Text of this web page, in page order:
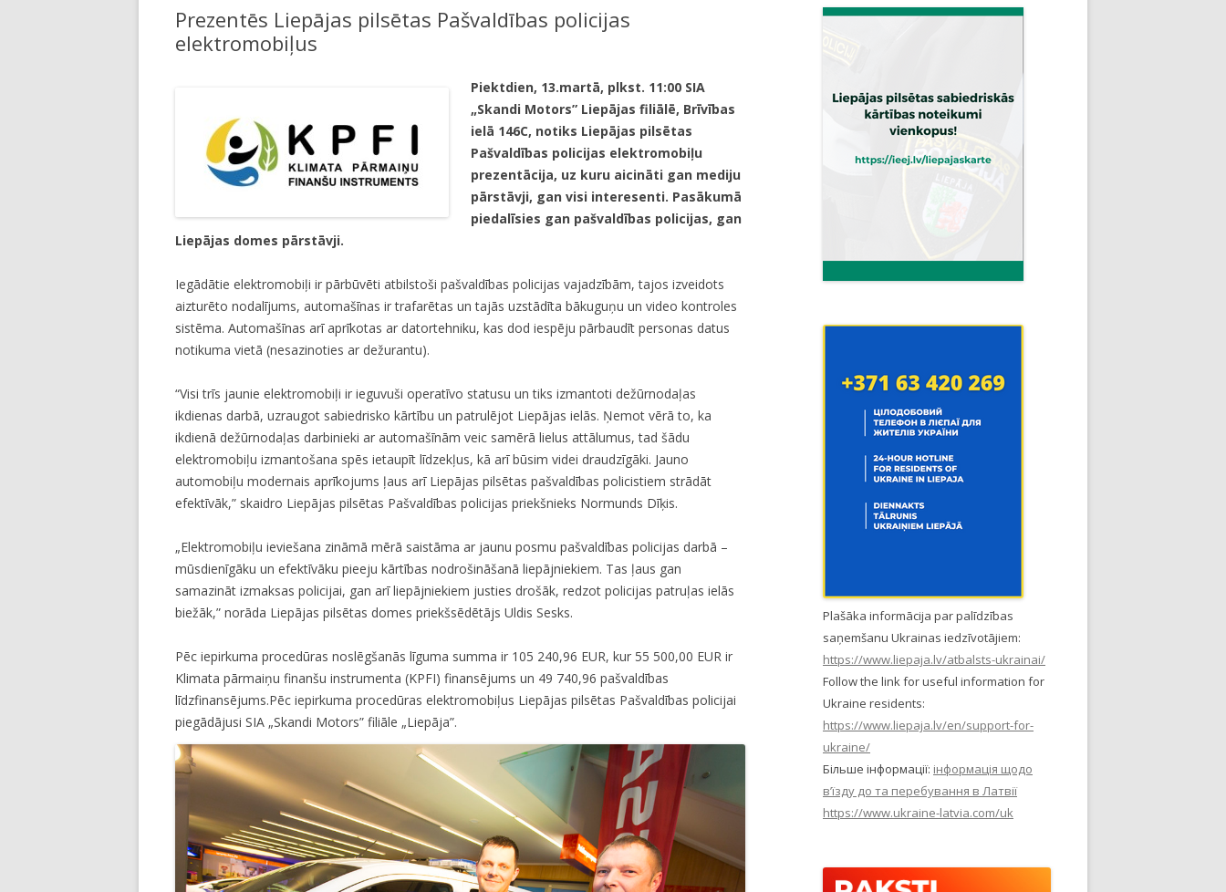
NODAĻA
IEDZĪVOTĀJU DZĪVESVIETAS
DEKLARĒŠANAS NODAĻA
INFORMĀCIJA PAR
ATALGOJUMIEM
LIKUMDOŠANA LLI-451 “SCAPE II”
CBSS PSF 2019/04 “YOUTH FOR
SAFER YOUTH” / “JAUNATNE
DROŠĀKAI JAUNATNEI”
LLI-269 “SCAPE”
CASCADE
KPFI-16/67 SILTUMNĪCEFEKTA
GĀZU EMISIJU SAMAZINĀŠANA,
ELEKTROMOBIĻUS LIEPĀJAS
PILSĒTAS PAŠVALDĪBAS POLICIJAI
Prezentēs Liepājas pilsētas Pašvaldības policijas
elektromobiļus
Piektdien, 13.martā, plkst. 11:00 SIA
„Skandi Motors” Liepājas filiālē, Brīvības
ielā 146C, notiks Liepājas pilsētas
Pašvaldības policijas elektromobiļu
prezentācija, uz kuru aicināti gan mediju
pārstāvji, gan visi interesenti. Pasākumā
piedalīsies gan pašvaldības policijas, gan
Liepājas domes pārstāvji.
Iegādātie elektromobiļi ir pārbūvēti atbilstoši pašvaldības policijas vajadzībām, tajos izveidots
aizturēto nodalījums, automašīnas ir trafarētas un tajās uzstādīta bākuguņu un video kontroles
sistēma. Automašīnas arī aprīkotas ar datortehniku, kas dod iespēju pārbaudīt personas datus
notikuma vietā (nesazinoties ar dežurantu).
“Visi trīs jaunie elektromobiļi ir ieguvuši operatīvo statusu un tiks izmantoti dežūrnodaļas
ikdienas darbā, uzraugot sabiedrisko kārtību un patrulējot Liepājas ielās. Ņemot vērā to, ka
ikdienā dežūrnodaļas darbinieki ar automašīnām veic samērā lielus attālumus, tad šādu
elektromobiļu izmantošana spēs ietaupīt līdzekļus, kā arī būsim videi draudzīgāki. Jauno
automobiļu modernais aprīkojums ļaus arī Liepājas pilsētas pašvaldības policistiem strādāt
efektīvāk,” skaidro Liepājas pilsētas Pašvaldības policijas priekšnieks Normunds Dīķis.
„Elektromobiļu ieviešana zināmā mērā saistāma ar jaunu posmu pašvaldības policijas darbā –
mūsdienīgāku un efektīvāku pieeju kārtības nodrošināšanā liepājniekiem. Tas ļaus gan
samazināt izmaksas policijai, gan arī liepājniekiem justies drošāk, redzot policijas patruļas ielās
biežāk,” norāda Liepājas pilsētas domes priekšsēdētājs Uldis Sesks.
Pēc iepirkuma procedūras noslēgšanās līguma summa ir 105 240,96 EUR, kur 55 500,00 EUR ir
Klimata pārmaiņu finanšu instrumenta (KPFI) finansējums un 49 740,96 pašvaldības
līdzfinansējums.Pēc iepirkuma procedūras elektromobiļus Liepājas pilsētas Pašvaldības policijai
piegādājusi SIA „Skandi Motors” filiāle „Liepāja”.
Plašāka informācija par palīdzības
saņemšanu Ukrainas iedzīvotājiem:
https://www.liepaja.lv/atbalsts-ukrainai/
Follow the link for useful information for
Ukraine residents:
https://www.liepaja.lv/en/support-for-
ukraine/
Більше інформації: інформація щодо
в’їзду до та перебування в Латвії
https://www.ukraine-latvia.com/uk